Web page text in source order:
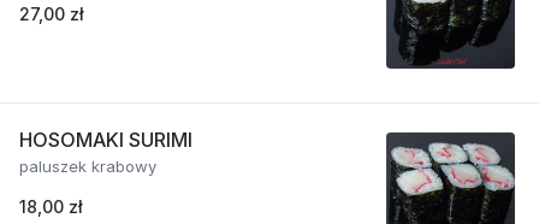
27,00 zł
HOSOMAKI SURIMI
paluszek krabowy
18,00 zł